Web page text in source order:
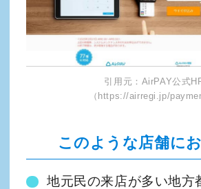
引用元：AirPAY公式
（https://airregi.jp/
このような店舗に
地元民の来店が多い地方